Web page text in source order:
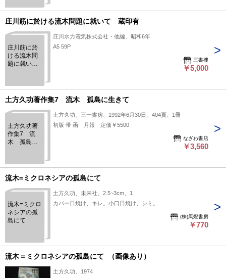
庄川筋に於ける流木問題に就いて 蔵印有
庄川筋に於
ける流木問
題に就い
庄川水力電気株式会社・他編、昭和6年
A5 59P
三書樓
￥5,000
土方久功著作集7 流木 孤島に生きて
土方久功著
作集7 流
木 孤島に
土方久功、三一書房、1992年6月30日、404頁、1冊
初版 帯 函 月報 定価￥5500
なざわ書店
￥3,560
流木=ミクロネシアの孤島にて
流木=ミクロ
ネシアの孤
島にて
土方久功、未来社、2.5~3cm、1
カバー日焼け、キレ。小口日焼け、シミ。
(株)馬燈書房
￥770
流木＝ミクロネシアの孤島にて （画像あり）
土方久功、1974